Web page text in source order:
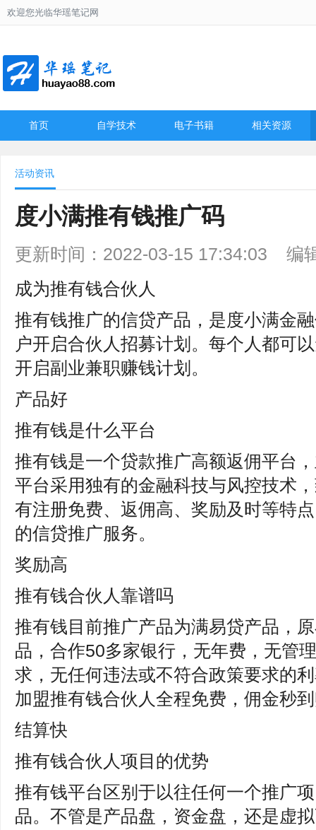
欢迎您光临华瑶笔记网
首页 自学技术 电子书籍 相关资源
活动资讯
度小满推有钱推广码
更新时间：2022-03-15 17:34:03
编
成为推有钱合伙人
推有钱推广的信贷产品，是度小满金
户开启合伙人招募计划。每个人都可
开启副业兼职赚钱计划。
产品好
推有钱是什么平台
推有钱是一个贷款推广高额返佣平台
平台采用独有的金融科技与风控技术
有注册免费、返佣高、奖励及时等特
的信贷推广服务。
奖励高
推有钱合伙人靠谱吗
推有钱目前推广产品为满易贷产品，
品，合作50多家银行，无年费，无管
求，无任何违法或不符合政策要求的
加盟推有钱合伙人全程免费，佣金秒
结算快
推有钱合伙人项目的优势
推有钱平台区别于以往任何一个推广
品。不管是产品盘，资金盘，还是虚